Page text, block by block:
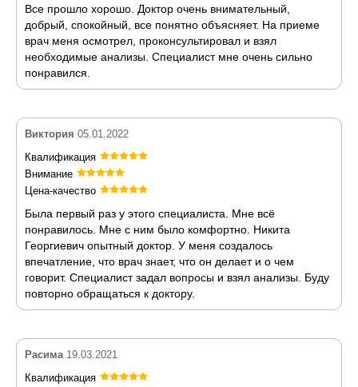
Все прошло хорошо. Доктор очень внимательный,
добрый, спокойный, все понятно объясняет. На приеме
врач меня осмотрел, проконсультировал и взял
необходимые анализы. Специалист мне очень сильно
понравился.
Виктория 05.01.2022
Квалификация
Внимание
Цена-качество
Была первый раз у этого специалиста. Мне всё
понравилось. Мне с ним было комфортно. Никита
Георгиевич опытный доктор. У меня создалось
впечатление, что врач знает, что он делает и о чем
говорит. Специалист задал вопросы и взял анализы. Буду
повторно обращаться к доктору.
Расима 19.03.2021
Квалификация